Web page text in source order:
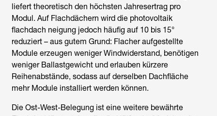
liefert theoretisch den höchsten Jahresertrag pro
Modul. Auf Flachdächern wird die photovoltaik
flachdach neigung jedoch häufig auf 10 bis 15°
reduziert – aus gutem Grund: Flacher aufgestellte
Module erzeugen weniger Windwiderstand, benötigen
weniger Ballastgewicht und erlauben kürzere
Reihenabstände, sodass auf derselben Dachfläche
mehr Module installiert werden können.
Die Ost-West-Belegung ist eine weitere bewährte